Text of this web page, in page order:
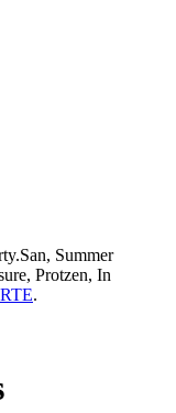
Summer
Protzen, In
.